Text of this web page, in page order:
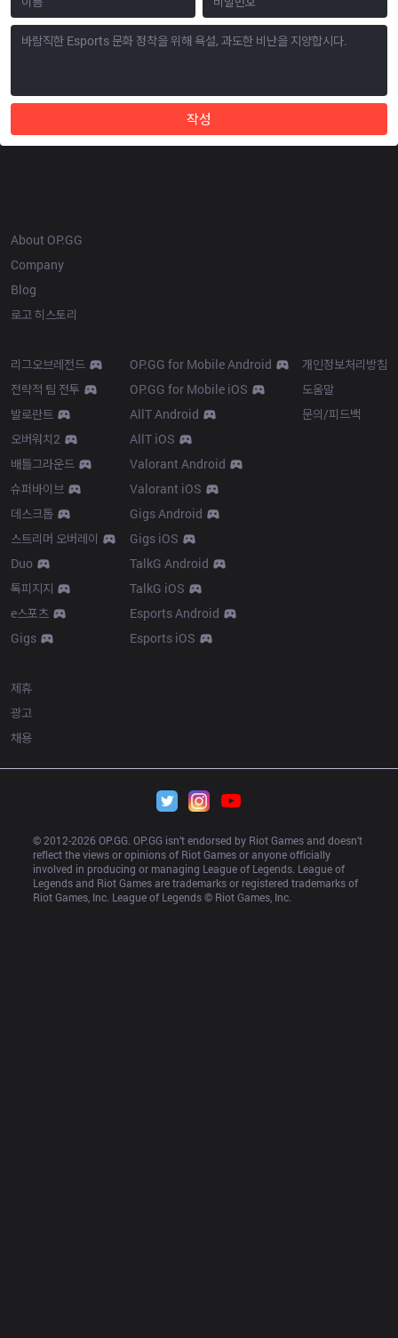
작성
About OP.GG
Company
Blog
로고 히스토리
리그오브레전드
전략적 팀 전투
발로란트
오버워치2
배틀그라운드
슈퍼바이브
데스크톱
스트리머 오버레이
Duo
톡피지지
e스포츠
Gigs
OP.GG for Mobile Android
OP.GG for Mobile iOS
AllT Android
AllT iOS
Valorant Android
Valorant iOS
Gigs Android
Gigs iOS
TalkG Android
TalkG iOS
Esports Android
Esports iOS
개인정보처리방침
도움말
문의/피드백
제휴
광고
채용
© 2012-2026 OP.GG. OP.GG isn’t endorsed by Riot Games and doesn’t
reflect the views or opinions of Riot Games or anyone officially
involved in producing or managing League of Legends. League of
Legends and Riot Games are trademarks or registered trademarks of
Riot Games, Inc. League of Legends © Riot Games, Inc.